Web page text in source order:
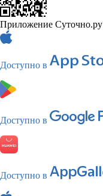
Приложение Суточно.ру
Доступно в
Доступно в
Доступно в